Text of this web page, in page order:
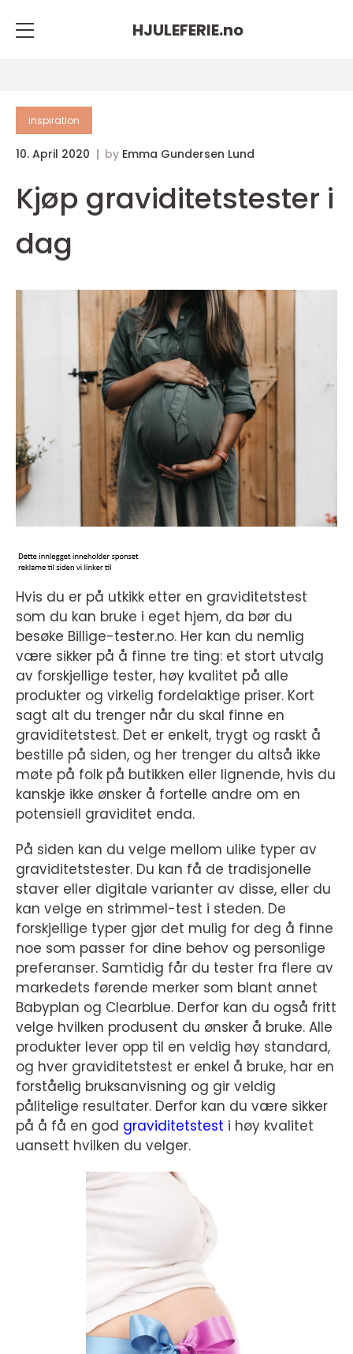
HJULEFERIE.no
inspiration
10. April 2020 by Emma Gundersen Lund
Kjøp graviditetstester i
dag
Hvis du er på utkikk etter en graviditetstest
som du kan bruke i eget hjem, da bør du
besøke Billige-tester.no. Her kan du nemlig
være sikker på å finne tre ting: et stort utvalg
av forskjellige tester, høy kvalitet på alle
produkter og virkelig fordelaktige priser. Kort
sagt alt du trenger når du skal finne en
graviditetstest. Det er enkelt, trygt og raskt å
bestille på siden, og her trenger du altså ikke
møte på folk på butikken eller lignende, hvis du
kanskje ikke ønsker å fortelle andre om en
potensiell graviditet enda.
På siden kan du velge mellom ulike typer av
graviditetstester. Du kan få de tradisjonelle
staver eller digitale varianter av disse, eller du
kan velge en strimmel-test i steden. De
forskjellige typer gjør det mulig for deg å finne
noe som passer for dine behov og personlige
preferanser. Samtidig får du tester fra flere av
markedets førende merker som blant annet
Babyplan og Clearblue. Derfor kan du også fritt
velge hvilken produsent du ønsker å bruke. Alle
produkter lever opp til en veldig høy standard,
og hver graviditetstest er enkel å bruke, har en
forståelig bruksanvisning og gir veldig
pålitelige resultater. Derfor kan du være sikker
på å få en god graviditetstest i høy kvalitet
uansett hvilken du velger.